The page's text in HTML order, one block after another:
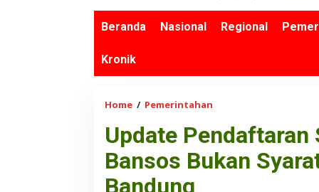
Beranda Nasional Regional
Kronik
Home / Pemerintahan
d
a
Update
Bansos Bukan
Bandung